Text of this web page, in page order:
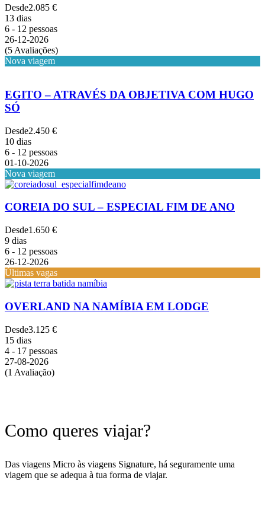
Desde2.085 €
13 dias
6 - 12 pessoas
26-12-2026
(5 Avaliações)
Nova viagem
EGITO – ATRAVÉS DA OBJETIVA COM HUGO
SÓ
Desde2.450 €
10 dias
6 - 12 pessoas
01-10-2026
Nova viagem
COREIA DO SUL – ESPECIAL FIM DE ANO
Desde1.650 €
9 dias
6 - 12 pessoas
26-12-2026
Últimas vagas
OVERLAND NA NAMÍBIA EM LODGE
Desde3.125 €
15 dias
4 - 17 pessoas
27-08-2026
(1 Avaliação)
Como queres viajar?
Das viagens Micro às viagens Signature, há seguramente uma
viagem que se adequa à tua forma de viajar.